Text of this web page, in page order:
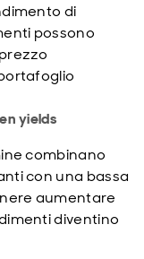
di
possono
yields
combinano
con una bassa
aumentare
diventino